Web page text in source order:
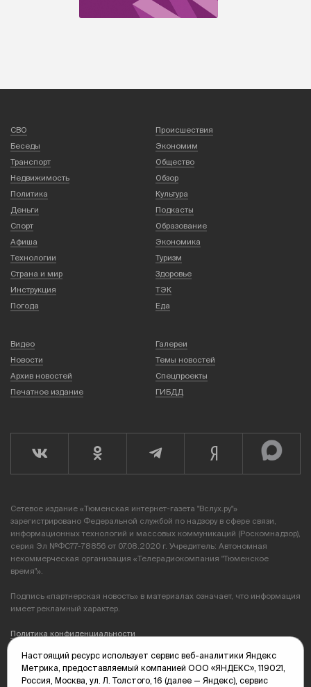
СВО
Происшествия
Беседы
Экономим
Транспорт
Общество
Недвижимость
Обзор
Политика
Культура
Деньги
Подкасты
Спорт
Образование
Афиша
Экономика
Технологии
Туризм
Страна и мир
Здоровье
Инструкция
ТЭК
Погода
Еда
Видео
Галереи
Новости
Темы новостей
Архив новостей
Спецпроекты
Печатное издание
ГИБДД
Сетевое издание «Тюменская интернет-газета "Вслух.ру"»
зарегистрировано Федеральной службой по надзору в сфере связи,
информационных технологий и массовых коммуникаций (Роскомнадзор),
серия Эл №ФС77-78856 от 07.08.2020 г. Учредитель: Автономная
некоммерческая организация «Телерадиокомпания "Тюменское
время"».
Подпись «партнерская новость» в материалах означает, что информация
имеет рекламный характер.
Политика конфиденциальности
Редакция: 625035, Тюмень, пр. Геологоразведчиков, 28А
(3452) 68-89-05
edit@vsluh.ru
Настоящий ресурс использует сервис веб-аналитики Яндекс
Метрика, предоставляемый компанией ООО «ЯНДЕКС», 119021,
Россия, Москва, ул. Л. Толстого, 16 (далее — Яндекс), сервис